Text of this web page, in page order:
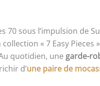
70 sous l’impulsion de
« 7 Easy
quotidien, une garde-
d’une paire de